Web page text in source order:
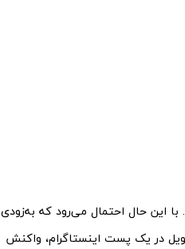
این حال احتمال می‌رود که به‌زودی
در یک پست اینستاگرام، واکنش